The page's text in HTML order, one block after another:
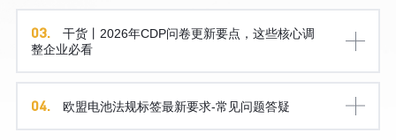
03.
干货丨2026年CDP问卷更新要点，这些核心调
整企业必看
04. 欧盟电池法规标签最新要求-常见问题答疑